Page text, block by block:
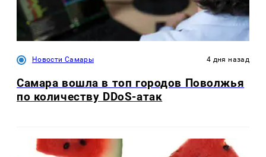
Новости Самары 4 дня назад
Самара вошла в топ городов Поволжья
по количеству DDoS-атак